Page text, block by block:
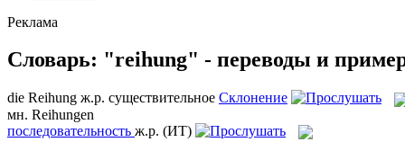
Реклама
Словарь: "reihung" - переводы и
die Reihung ж.р. существительное Склонение
мн. Reihungen
последовательность ж.р. (ИТ)